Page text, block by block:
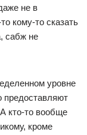
не в
кому-то сказать
сабж не
уровне
предоставляют
кто-то вообще
кроме